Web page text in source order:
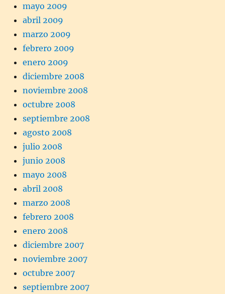
mayo 2009
abril 2009
marzo 2009
febrero 2009
enero 2009
diciembre 2008
noviembre 2008
octubre 2008
septiembre 2008
agosto 2008
julio 2008
junio 2008
mayo 2008
abril 2008
marzo 2008
febrero 2008
enero 2008
diciembre 2007
noviembre 2007
octubre 2007
septiembre 2007